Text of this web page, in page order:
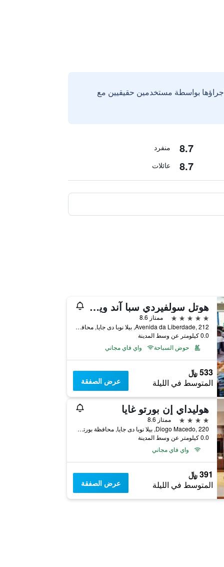
بواسطة مستخدمين حقيقيين مع
8.7 منفرد
8.7 عائلات
هوتل سولفيردي سبا آند ويلنيس سينتر
5 نجوم
ممتاز 8.6
Avenida da Liberdade, 212, بيلا نوبا دى جايا, محافظة بورتو, البرتغال
0.0 كيلومتر عن وسط المدينة
حوض السباحة
واي فاي مجاني
533 ﷼
المتوسط في الليلة عرض الصفقة
هوليداي إن بورتو غايا
4 نجوم
ممتاز 8.6
Diogo Macedo, 220, بيلا نوبا دى جايا, محافظة بورتو, البرتغال
0.0 كيلومتر عن وسط المدينة
واي فاي مجاني
391 ﷼
المتوسط في الليلة عرض الصفقة